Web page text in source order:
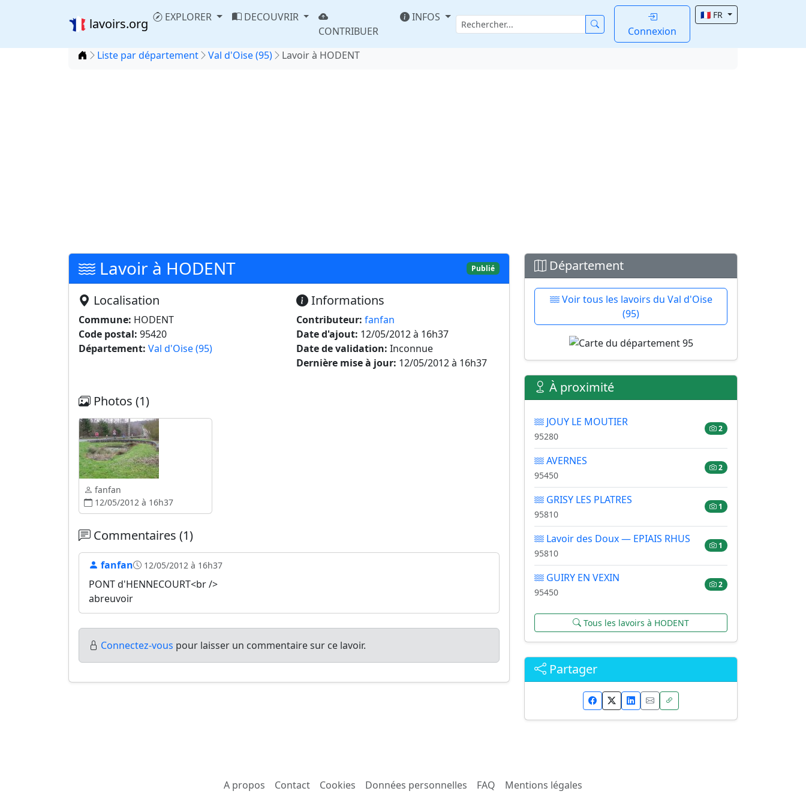
lavoirs.org EXPLORER
DECOUVRIR
CONTRIBUER
INFOS
Connexion
🇫🇷 FR
Accueil
Liste par département Val d'Oise (95) Lavoir à HODENT
Lavoir à HODENT Publié
Localisation
Commune: HODENT
Code postal: 95420
Département: Val d'Oise (95)
Informations
Contributeur: fanfan
Date d'ajout: 12/05/2012 à 16h37
Date de validation: Inconnue
Dernière mise à jour: 12/05/2012 à 16h37
Photos (1)
fanfan
12/05/2012 à 16h37
Commentaires (1)
fanfan 12/05/2012 à 16h37
PONT d'HENNECOURT<br />
abreuvoir
Connectez-vous pour laisser un commentaire sur ce lavoir.
Département
Voir tous les lavoirs du Val d'Oise
(95)
À proximité
JOUY LE MOUTIER
95280
2
AVERNES
95450
2
GRISY LES PLATRES
95810
1
Lavoir des Doux — EPIAIS RHUS
95810
1
GUIRY EN VEXIN
95450
2
Tous les lavoirs à HODENT
Partager
A propos Contact Cookies Données personnelles FAQ Mentions légales